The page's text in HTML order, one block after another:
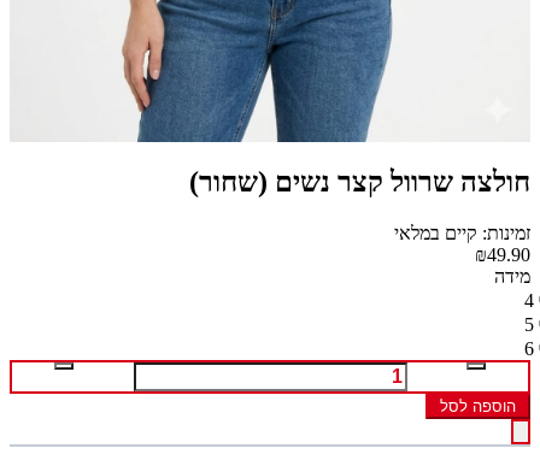
חולצה שרוול קצר נשים (שחור)
זמינות: קיים במלאי
₪49.90
מידה
4
5
6
הוספה לסל